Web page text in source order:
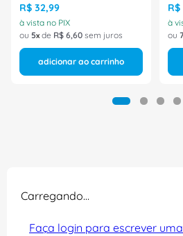
R$ 32,99
à vista no PIX
ou 5 de R$ 6,60 sem juros
adicionar ao carrinho
R$
à
ou
Carregando…
Faça login para escrever